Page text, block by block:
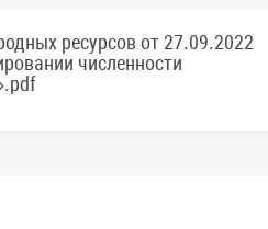
ресурсов от 27.09.2022
численности